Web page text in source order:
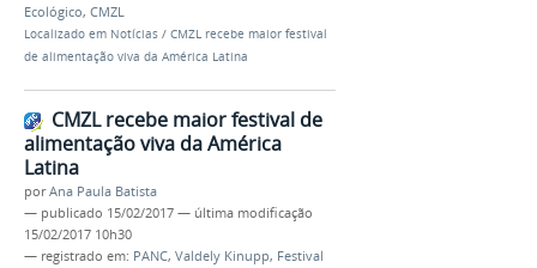
Ecológico, CMZL
Localizado em Notícias / CMZL recebe maior festival
de alimentação viva da América Latina
CMZL recebe maior festival de
alimentação viva da América
Latina
porAna Paula Batista
— publicado 15/02/2017 — última modificação
15/02/2017 10h30
— registrado em: PANC, Valdely Kinupp, Festival